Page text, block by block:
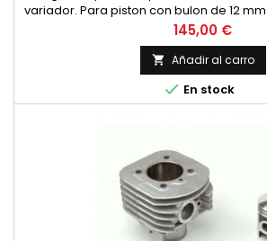
variador. Para piston con bulon de 12
Precio
145,00 €
 Añadir al carro
 En stock